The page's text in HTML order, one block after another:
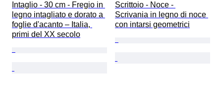
Intaglio - 30 cm - Fregio in
legno intagliato e dorato a
foglie d'acanto – Italia,
primi del XX secolo
Scrittoio - Noce -
Scrivania in legno di noce
con intarsi geometrici